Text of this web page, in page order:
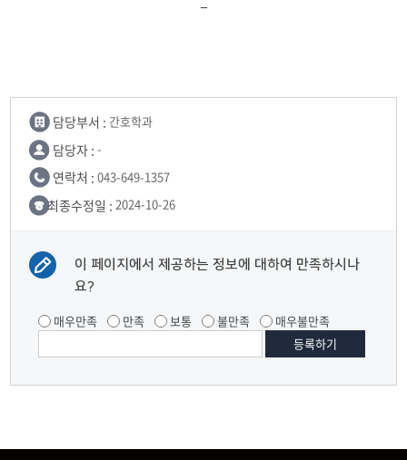
담당부서 : 간호학과
담당자 : -
연락처 : 043-649-1357
최종수정일 : 2024-10-26
이 페이지에서 제공하는 정보에 대하여 만족하시나
요?
매우만족 만족 보통 불만족 매우불만족